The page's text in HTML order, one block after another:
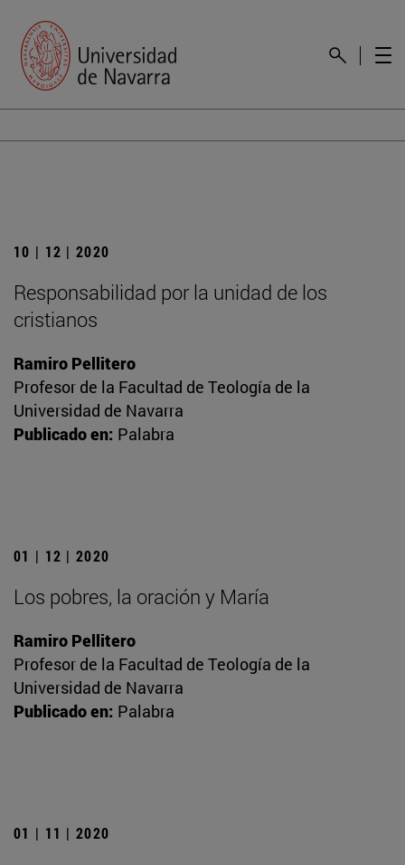
10 | 12 | 2020
Responsabilidad por la unidad de los
cristianos
Ramiro Pellitero
Profesor de la Facultad de Teología de la
Universidad de Navarra
Publicado en: Palabra
01 | 12 | 2020
Los pobres, la oración y María
Ramiro Pellitero
Profesor de la Facultad de Teología de la
Universidad de Navarra
Publicado en: Palabra
01 | 11 | 2020